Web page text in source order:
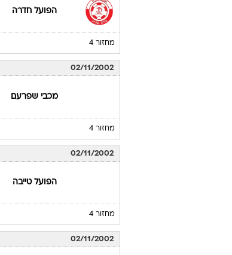
הפועל חדרה
מחזור 4
02/11/2002
מכבי שפרעם
מחזור 4
02/11/2002
הפועל טייבה
מחזור 4
02/11/2002